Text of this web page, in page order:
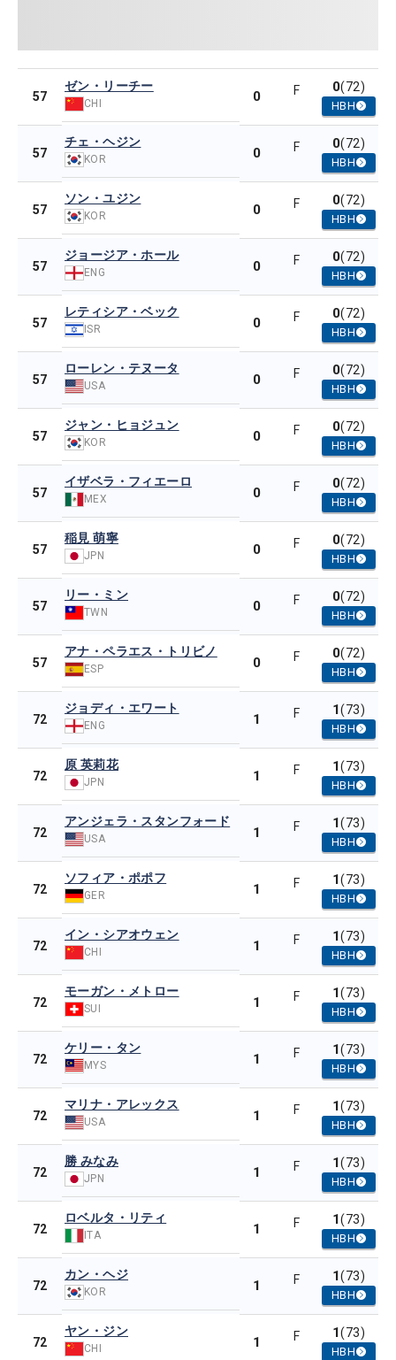
57
ゼン・リーチー
CHI 0 F 0(72)
HBH
57
チェ・ヘジン
KOR 0 F 0(72)
HBH
57
ソン・ユジン
KOR 0 F 0(72)
HBH
57
ジョージア・ホール
ENG 0 F 0(72)
HBH
57
レティシア・ベック
ISR 0 F 0(72)
HBH
57
ローレン・テヌータ
USA 0 F 0(72)
HBH
57
ジャン・ヒョジュン
KOR 0 F 0(72)
HBH
57
イザベラ・フィエーロ
MEX 0 F 0(72)
HBH
57
稲見 萌寧
JPN 0 F 0(72)
HBH
57
リー・ミン
TWN 0 F 0(72)
HBH
57
アナ・ペラエス・トリビノ
ESP 0 F 0(72)
HBH
72
ジョディ・エワート
ENG 1 F 1(73)
HBH
72
原 英莉花
JPN 1 F 1(73)
HBH
72
アンジェラ・スタンフォード
USA 1 F 1(73)
HBH
72
ソフィア・ポポフ
GER 1 F 1(73)
HBH
72
イン・シアオウェン
CHI 1 F 1(73)
HBH
72
モーガン・メトロー
SUI 1 F 1(73)
HBH
72
ケリー・タン
MYS 1 F 1(73)
HBH
72
マリナ・アレックス
USA 1 F 1(73)
HBH
72
勝 みなみ
JPN 1 F 1(73)
HBH
72
ロベルタ・リティ
ITA 1 F 1(73)
HBH
72
カン・ヘジ
KOR 1 F 1(73)
HBH
72
ヤン・ジン
CHI 1 F 1(73)
HBH